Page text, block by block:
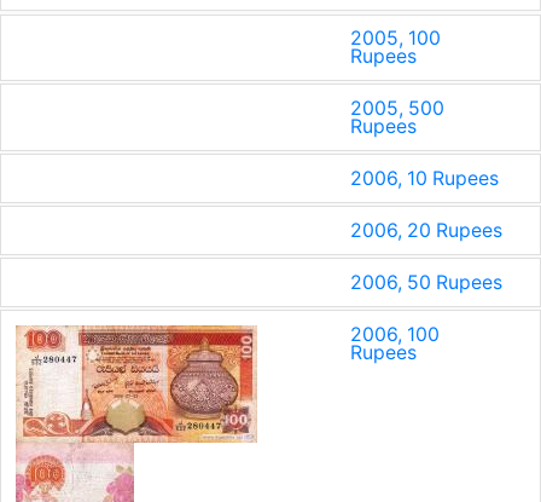
2005, 100
Rupees
2005, 500
Rupees
2006, 10 Rupees
2006, 20 Rupees
2006, 50 Rupees
2006, 100
Rupees